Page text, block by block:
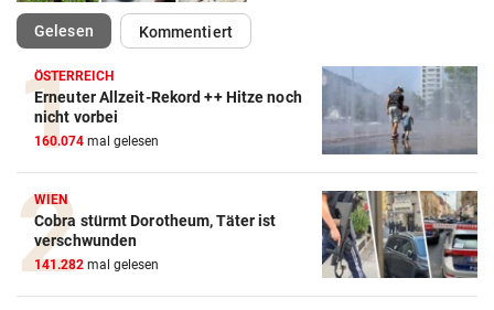
Gelesen(ausgewählt)Kommentiert
ÖSTERREICH
Erneuter Allzeit-Rekord ++ Hitze noch
nicht vorbei
160.074 mal gelesen
WIEN
Cobra stürmt Dorotheum, Täter ist
verschwunden
141.282 mal gelesen